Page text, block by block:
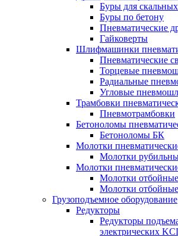
Буры для
Буры по бетону
Пневматические
Гайковерты
Шлифмашинки
Пневматические
Торцевые
Радиальные
Угловые
Трамбовки
Пневмотрамбовки
Бетоноломы
Бетоноломы БК
Молотки
Молотки
Молотки
Молотки
Молотки
Грузоподъемное оборудование
Редукторы
Редукторы
электрических